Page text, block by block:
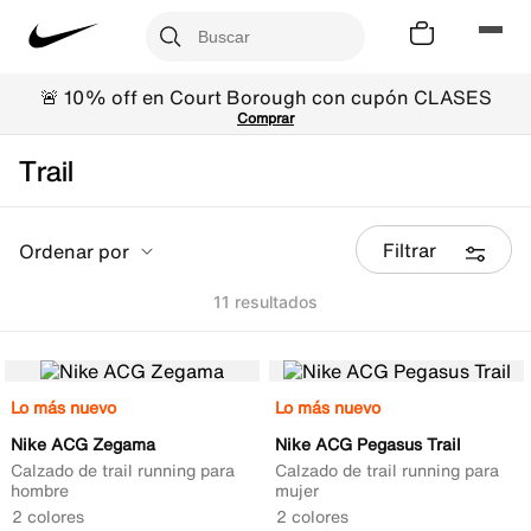
🚨 10% off en Court Borough con cupón CLASES
Comprar
Trail
Ordenar por Filtrar
11
Lo más nuevo
Nike ACG Zegama
Calzado de trail running para
hombre
2 colores
Lo más nuevo
Nike ACG Pegasus Trail
Calzado de trail running para
mujer
2 colores